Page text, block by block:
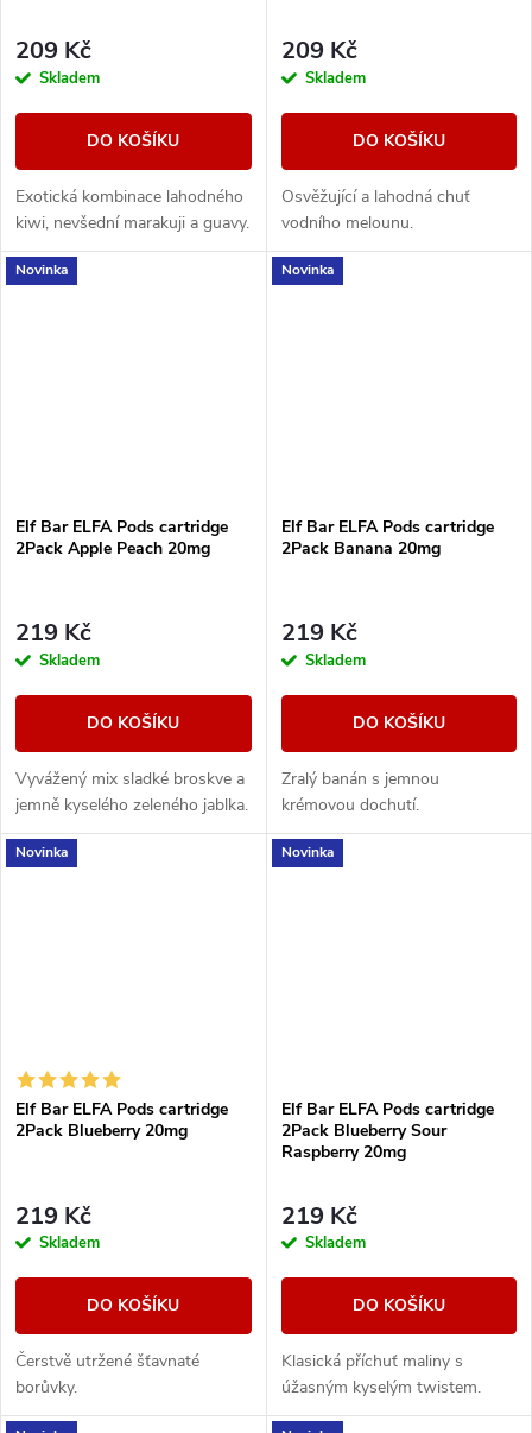
209 Kč
Skladem
DO KOŠÍKU
Exotická kombinace lahodného
kiwi, nevšední marakuji a guavy.
209 Kč
Skladem
DO KOŠÍKU
Osvěžující a lahodná chuť
vodního melounu.
Novinka
Elf Bar ELFA Pods cartridge
2Pack Apple Peach 20mg
219 Kč
Skladem
DO KOŠÍKU
Vyvážený mix sladké broskve a
jemně kyselého zeleného jablka.
Novinka
Elf Bar ELFA Pods cartridge
2Pack Banana 20mg
219 Kč
Skladem
DO KOŠÍKU
Zralý banán s jemnou
krémovou dochutí.
Novinka
Elf Bar ELFA Pods cartridge
2Pack Blueberry 20mg
219 Kč
Skladem
DO KOŠÍKU
Čerstvě utržené šťavnaté
borůvky.
Novinka
Elf Bar ELFA Pods cartridge
2Pack Blueberry Sour
Raspberry 20mg
219 Kč
Skladem
DO KOŠÍKU
Klasická příchuť maliny s
úžasným kyselým twistem.